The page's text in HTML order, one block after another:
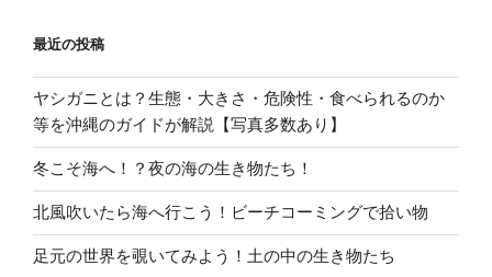
最近の投稿
ヤシガニとは？生態・大きさ・危険性・食べられるのか
等を沖縄のガイドが解説【写真多数あり】
冬こそ海へ！？夜の海の生き物たち！
北風吹いたら海へ行こう！ビーチコーミングで拾い物
足元の世界を覗いてみよう！土の中の生き物たち